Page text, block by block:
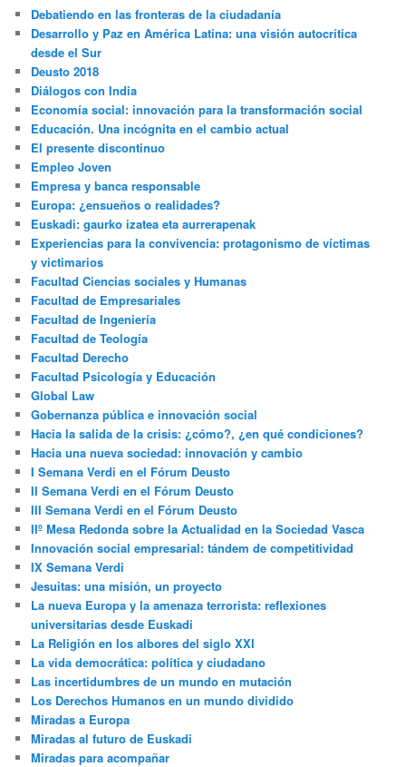
Debatiendo en las fronteras de la ciudadanía
Desarrollo y Paz en América Latina: una visión autocrítica
desde el Sur
Deusto 2018
Diálogos con India
Economía social: innovación para la transformación social
Educación. Una incógnita en el cambio actual
El presente discontinuo
Empleo Joven
Empresa y banca responsable
Europa: ¿ensueños o realidades?
Euskadi: gaurko izatea eta aurrerapenak
Experiencias para la convivencia: protagonismo de víctimas
y victimarios
Facultad Ciencias sociales y Humanas
Facultad de Empresariales
Facultad de Ingeniería
Facultad de Teología
Facultad Derecho
Facultad Psicología y Educación
Global Law
Gobernanza pública e innovación social
Hacia la salida de la crisis: ¿cómo?, ¿en qué condiciones?
Hacia una nueva sociedad: innovación y cambio
I Semana Verdi en el Fórum Deusto
II Semana Verdi en el Fórum Deusto
III Semana Verdi en el Fórum Deusto
IIº Mesa Redonda sobre la Actualidad en la Sociedad Vasca
Innovación social empresarial: tándem de competitividad
IX Semana Verdi
Jesuitas: una misión, un proyecto
La nueva Europa y la amenaza terrorista: reflexiones
universitarias desde Euskadi
La Religión en los albores del siglo XXI
La vida democrática: política y ciudadano
Las incertidumbres de un mundo en mutación
Los Derechos Humanos en un mundo dividido
Miradas a Europa
Miradas al futuro de Euskadi
Miradas para acompañar